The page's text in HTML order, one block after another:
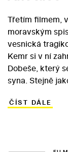
Třetím filmem,
moravským
vesnická
Kemr si v ní
Dobeše, který
syna. Stejně
aukce koní v
ČÍST DÁLE